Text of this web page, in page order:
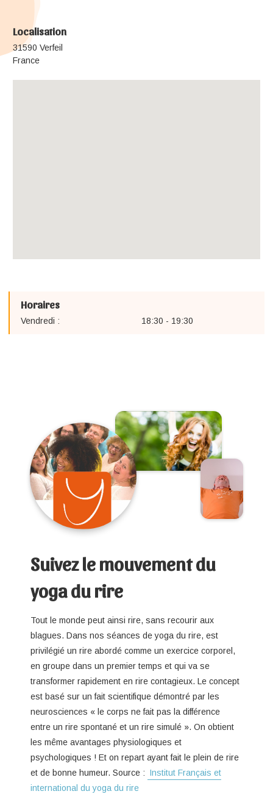
Localisation
31590 Verfeil
France
Horaires
Vendredi : 18:30 - 19:30
Suivez le mouvement du
yoga du rire
Tout le monde peut ainsi rire, sans recourir aux
blagues. Dans nos séances de yoga du rire, est
privilégié un rire abordé comme un exercice corporel,
en groupe dans un premier temps et qui va se
transformer rapidement en rire contagieux. Le concept
est basé sur un fait scientifique démontré par les
neurosciences « le corps ne fait pas la différence
entre un rire spontané et un rire simulé ». On obtient
les même avantages physiologiques et
psychologiques ! Et on repart ayant fait le plein de rire
et de bonne humeur. Source : Institut Français et
international du yoga du rire